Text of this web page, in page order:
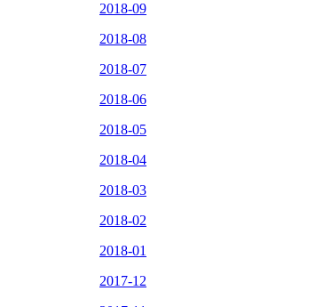
2018-09
2018-08
2018-07
2018-06
2018-05
2018-04
2018-03
2018-02
2018-01
2017-12